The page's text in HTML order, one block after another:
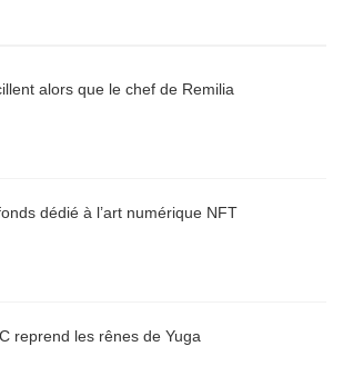
alors que le chef de Remilia
dédié à l’art numérique NFT
reprend les rênes de Yuga